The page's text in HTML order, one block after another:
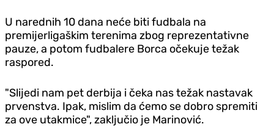
U narednih 10 dana neće biti fudbala na
premijerligaškim terenima zbog reprezentativne
pauze, a potom fudbalere Borca očekuje težak
raspored.
"Slijedi nam pet derbija i čeka nas težak nastavak
prvenstva. Ipak, mislim da ćemo se dobro spremiti
za ove utakmice", zaključio je Marinović.